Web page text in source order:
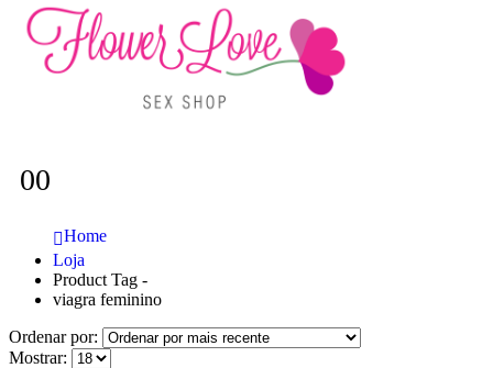
00
Home
Loja
Product Tag -
viagra feminino
Ordenar por:
Mostrar: